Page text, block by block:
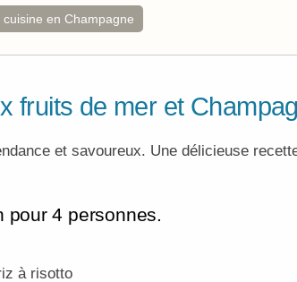
en Champagne
fruits de mer et
et savoureux. Une délicieuse
pour 4 personnes.
à risotto